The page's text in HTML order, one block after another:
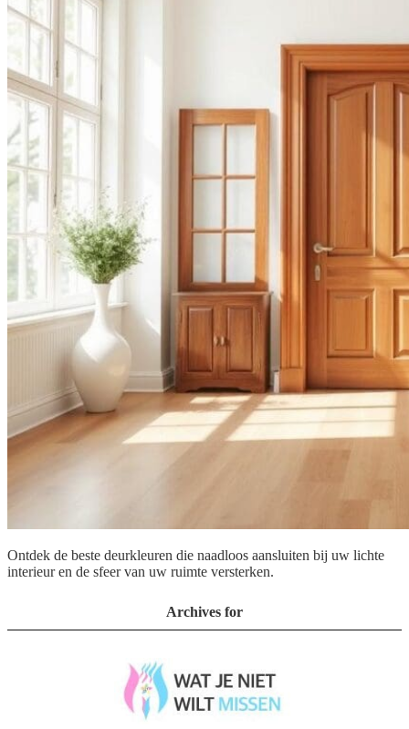
Ontdek de beste deurkleuren die naadloos aansluiten bij uw lichte
interieur en de sfeer van uw ruimte versterken.
Archives for